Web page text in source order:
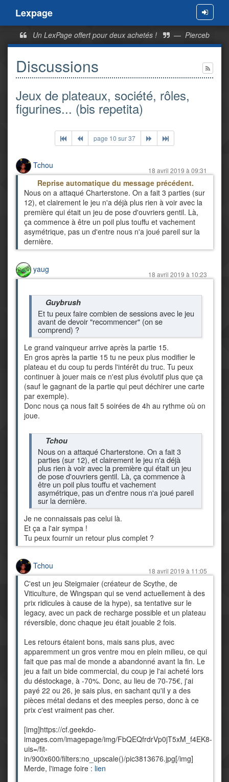
Menu
Lexpage
Un LexPage offert pour deux achetés ! — Pierceb
Discussions
Jeux de plateaux, société, rôles,
figurines... (bis repetita)
page 10 sur 37
Tchou
18 avril 2019 à 09:31
Reprise automatique du message précédent.
Nous on a attaqué Charterstone. On a fait 3 parties (sur
12), et clairement le jeu n'a déjà plus rien à voir avec la
première qui était un jeu de pose d'ouvriers gentil. Là,
ça commence à être un poil plus touffu et vachement
asymétrique, pas un d'entre nous n'a joué pareil sur la
dernière.
yaug
18 avril 2019 à 10:23
Guybrush
Et tu peux faire combien de sessions avec le jeu
avant de devoir "recommencer" (on se
comprend) ?
Le grand vainqueur arrive après la partie 15.
En gros après la partie 15 tu ne peux plus modifier le
plateau et du coup tu perds l'intérêt du truc. Tu peux
continuer à jouer mais ce n'est plus évolutif plus que ça
(sauf le gagnant de la partie qui peut déchirer une carte
par exemple).
Donc nous ça nous fait 5 soirées de 4h au rythme où on
joue.
Tchou
Nous on a attaqué Charterstone. On a fait 3
parties (sur 12), et clairement le jeu n'a déjà
plus rien à voir avec la première qui était un jeu
de pose d'ouvriers gentil. Là, ça commence à
être un poil plus touffu et vachement
asymétrique, pas un d'entre nous n'a joué pareil
sur la dernière.
Je ne connaissais pas celui là.
Et ça a l'air sympa !
Tu peux fournir un retour plus complet ?
Tchou
18 avril 2019 à 11:05
C'est un jeu Steigmaier (créateur de Scythe, de
Viticulture, de Wingspan qui se vend actuellement à des
prix ridicules à cause de la hype), sa tentative sur le
legacy, avec un pack de recharge possible et un plateau
réversible, donc chaque jeu était jouable 2 fois.
Les retours étaient bons, mais sans plus, avec
apparemment un gros ventre mou en plein milieu, ce qui
fait que pas mal de monde a abandonné avant la fin. Le
jeu a fait un bide commercial, du coup je l'ai acheté lors
du déstockage, à -70%. Donc, au lieu de 70-75€, j'ai
payé 22 ou 26, je sais plus, en sachant qu'il y a des
pièces métal dedans et des meeples perso, donc à ce
prix c'est vraiment pas cher.
[img]https://cf.geekdo-
images.com/imagepage/img/FbQEQfrdrVp0jT5xM_f4EK8-
uis=/fit-
in/900x600/filters:no_upscale()/pic3813676.jpg[/img]
Merde, l'image foire : lien